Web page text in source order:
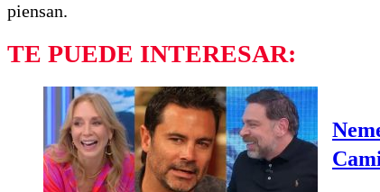
piensan.
TE PUEDE INTERESAR: